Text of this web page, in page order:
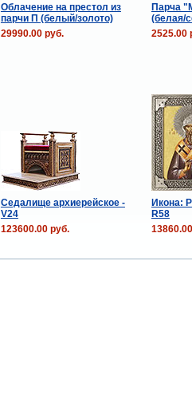
Облачение на престол из
парчи П (белый/золото)
Парча
(белая/
29990.00 руб.
2525.00
Седалище архиерейское -
V24
Икона:
R58
123600.00 руб.